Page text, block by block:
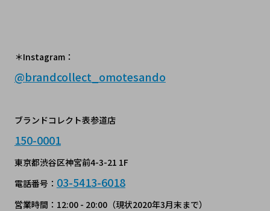
＊Instagram：
@brandcollect_omotesando
ブランドコレクト表参道店
150-0001
東京都渋谷区神宮前4-3-21 1F
電話番号： 03-5413-6018
営業時間：12:00 - 20:00（現状2020年3月末まで）